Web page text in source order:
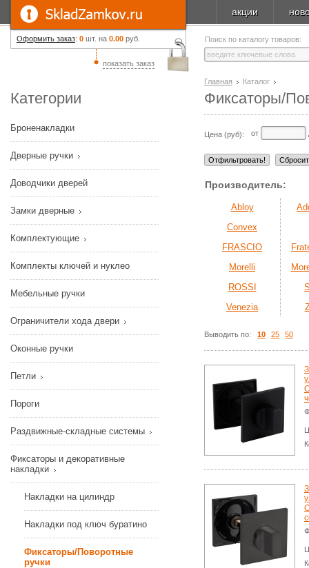
Оформить заказ: 0 шт. на 0.00 руб.
показать заказ
акции
Поиск по каталогу товаров:
Категории
Броненакладки
Дверные ручки
Доводчики дверей
Замки дверные
Комплектующие
Комплекты ключей и нуклео
Мебельные ручки
Ограничители хода двери
Оконные ручки
Петли
Пороги
Раздвижные-складные системы
Фиксаторы и декоративные
накладки
Накладки на цилиндр
Накладки под ключ буратино
Фиксаторы/Поворотные
ручки
Главная Каталог
Фиксаторы/
Цена (руб): от
Производитель:
Abloy
Convex
FRASCIO
Morelli
ROSSI
Venezia
Выводить по: 10 25 50